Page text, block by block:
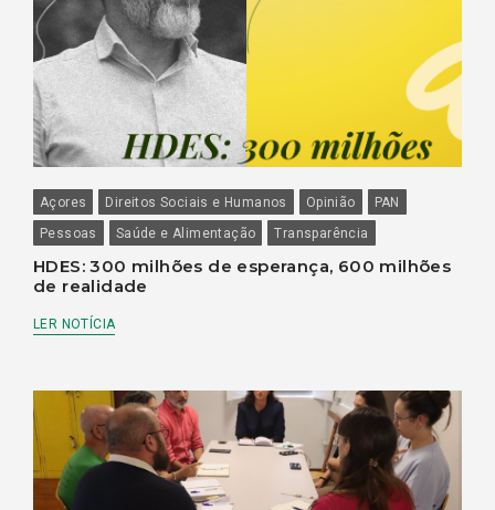
Açores Direitos Sociais e Humanos Opinião
PAN
Pessoas
Saúde e Alimentação Transparência
HDES: 300 milhões de esperança, 600 milhões
de realidade
LER NOTÍCIA